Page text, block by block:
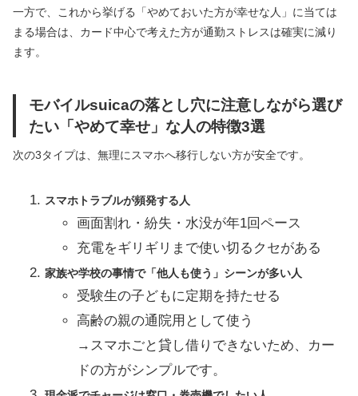
一方で、これから挙げる「やめておいた方が幸せな人」に当ては
まる場合は、カード中心で考えた方が通勤ストレスは確実に減り
ます。
モバイルsuicaの落とし穴に注意しながら選び
たい「やめて幸せ」な人の特徴3選
次の3タイプは、無理にスマホへ移行しない方が安全です。
スマホトラブルが頻発する人
画面割れ・紛失・水没が年1回ペース
充電をギリギリまで使い切るクセがある
家族や学校の事情で「他人も使う」シーンが多い人
受験生の子どもに定期を持たせる
高齢の親の通院用として使う
→スマホごと貸し借りできないため、カー
ドの方がシンプルです。